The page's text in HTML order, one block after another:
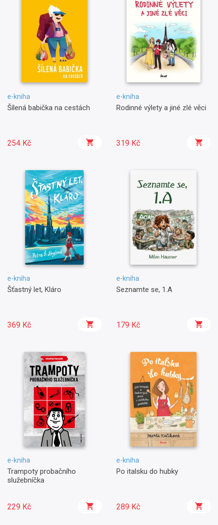
e-kniha
Šílená babička na cestách
254 Kč
e-kniha
Rodinné výlety a jiné zlé věci
319 Kč
e-kniha
Šťastný let, Kláro
369 Kč
e-kniha
Seznamte se, 1.A
179 Kč
e-kniha
Trampoty probačního
služebníčka
229 Kč
e-kniha
Po italsku do hubky
289 Kč